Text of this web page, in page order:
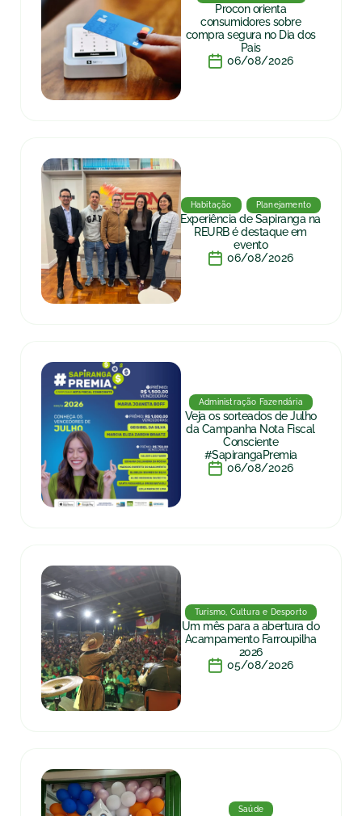
Procon orienta
consumidores sobre
compra segura no Dia dos
Pais
06/08/2026
Habitação Planejamento
Experiência de Sapiranga na
REURB é destaque em
evento
06/08/2026
Administração Fazendária
Veja os sorteados de Julho
da Campanha Nota Fiscal
Consciente
#SapirangaPremia
06/08/2026
Turismo, Cultura e Desporto
Um mês para a abertura do
Acampamento Farroupilha
2026
05/08/2026
Saúde